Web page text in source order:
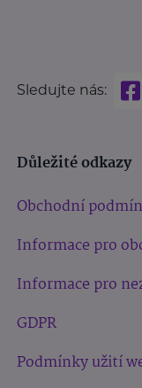
Sledujte nás:
Důležité odkazy
Obchodní
Informace pro
Informace pro
GDPR
Podmínky užití